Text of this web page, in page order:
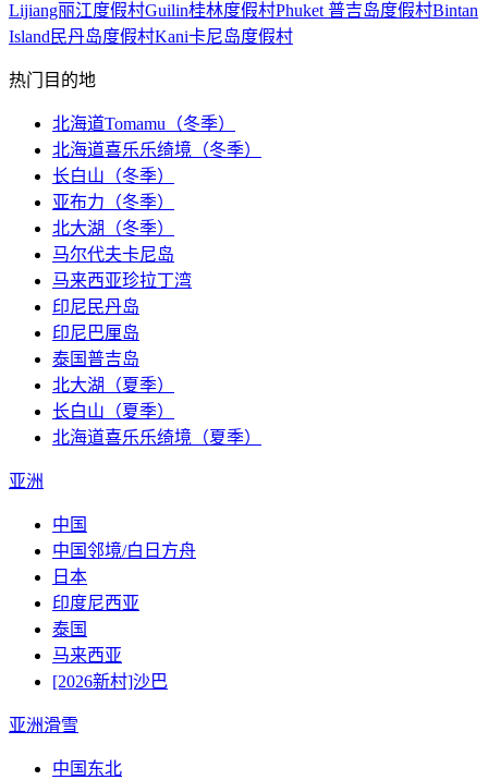
Lijiang丽江度假村Guilin桂林度假村Phuket 普吉岛度假村Bintan
Island民丹岛度假村Kani卡尼岛度假村
热门目的地
北海道Tomamu（冬季）
北海道喜乐乐绮境（冬季）
长白山（冬季）
亚布力（冬季）
北大湖（冬季）
马尔代夫卡尼岛
马来西亚珍拉丁湾
印尼民丹岛
印尼巴厘岛
泰国普吉岛
北大湖（夏季）
长白山（夏季）
北海道喜乐乐绮境（夏季）
亚洲
中国
中国邻境/白日方舟
日本
印度尼西亚
泰国
马来西亚
[2026新村]沙巴
亚洲滑雪
中国东北